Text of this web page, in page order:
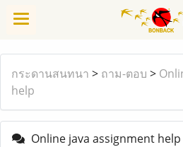
กระดานสนทนา > ถาม-ตอบ >
help
Online java assignment help